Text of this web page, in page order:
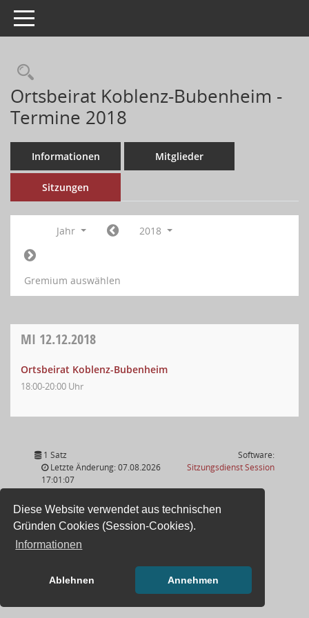
Diese Website verwendet aus technischen
Gründen Cookies (Session-Cookies).
Informationen
Ablehnen Annehmen
Toggle navigation
Ortsbeirat Koblenz-Bubenheim -
Termine 2018
Informationen Mitglieder
Sitzungen
Jahr 2018
Gremium auswählen
MI 12.12.2018
Ortsbeirat Koblenz-Bubenheim
18:00-20:00 Uhr
1 Satz
Letzte Änderung: 07.08.2026
17:01:07
Software:
SitzungsdienstSession(Wird in